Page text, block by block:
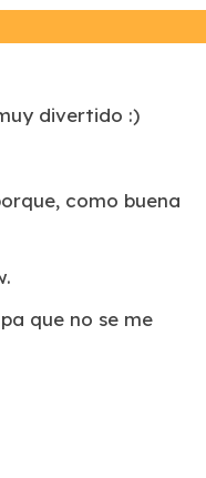
divertido :)
como buena
que no se me